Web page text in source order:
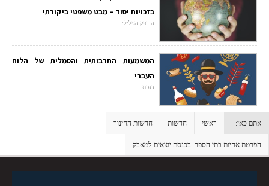
בזכויות יסוד – מבט משפטי ביקורתי
הדופק הפלילי
המשמעות התרבותית והסמלית של הלוח
העברי
דעות
אתם כאן: ראשי חדשות חדשות החינוך
הפרטת אחיות בתי הספר: בכנסת יוצאים למאבק